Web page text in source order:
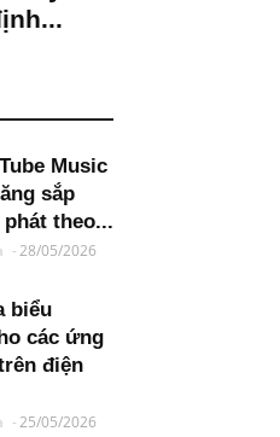
Music
sắp
theo...
-28/05/2026
biểu
các ứng
điện
-25/05/2026